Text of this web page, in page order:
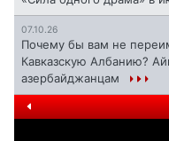
07.10.26
Почему бы вам не
Кавказскую Албанию?
азербайджанцам